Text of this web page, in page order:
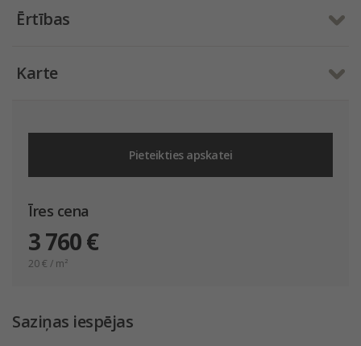
Ērtības
Karte
Pieteikties apskatei
Īres cena
3 760 €
20€ / m²
Saziņas iespējas